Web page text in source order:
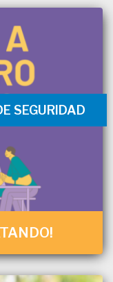
SEGURIDAD